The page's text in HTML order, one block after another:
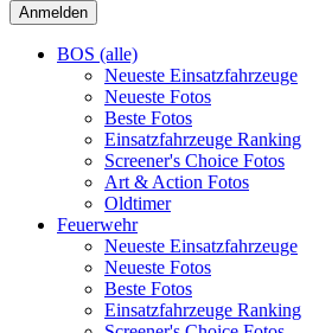
BOS (alle)
Neueste Einsatzfahrzeuge
Neueste Fotos
Beste Fotos
Einsatzfahrzeuge Ranking
Screener's Choice Fotos
Art & Action Fotos
Oldtimer
Feuerwehr
Neueste Einsatzfahrzeuge
Neueste Fotos
Beste Fotos
Einsatzfahrzeuge Ranking